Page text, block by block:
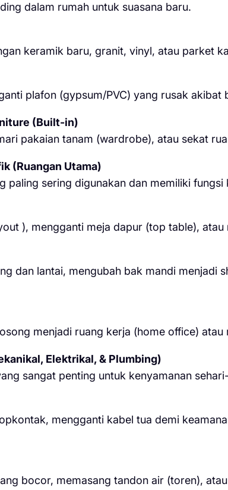
dalam rumah untuk suasana baru.
keramik baru, granit, vinyl, atau parket
plafon (gypsum/PVC) yang rusak akibat
(Built-in)
pakaian tanam (wardrobe), atau sekat
(Ruangan Utama)
paling sering digunakan dan memiliki fungsi
), mengganti meja dapur (top table),
dan lantai, mengubah bak mandi menjadi
menjadi ruang kerja (home office) atau
Elektrikal, & Plumbing)
sangat penting untuk kenyamanan
mengganti kabel tua demi
bocor, memasang tandon air (toren),